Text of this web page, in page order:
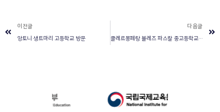
이전글
앙토니 생트마리 고등학교 방문
다음글
클레르몽페랑 블레즈 파스칼 중고등학교 방문